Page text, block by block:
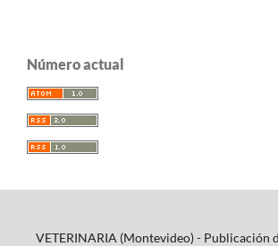
Número actual
VETERINARIA (Montevideo) - Publicación